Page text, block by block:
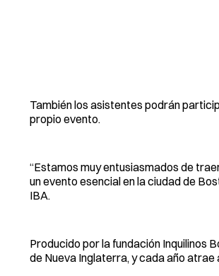
También los asistentes podrán
propio evento.
“Estamos muy entusiasmados de
un evento esencial en la ciudad de
IBA.
Producido por la fundación Inquilinos
de Nueva Inglaterra, y cada año